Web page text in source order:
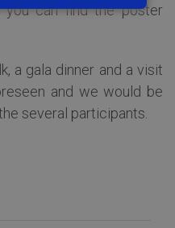
you can find the poster
a gala dinner and a visit
and we would be
several participants.